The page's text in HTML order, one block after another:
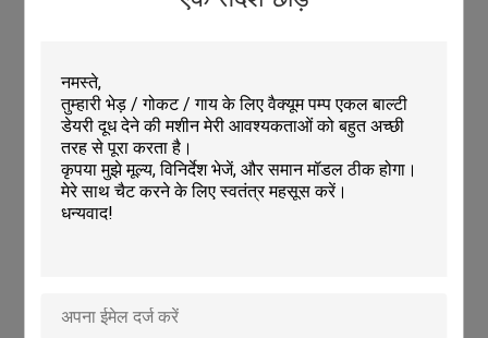
मशीन से बने और हाथ से बने होते हैं, उच्च गुणवत्ता और स्थायित्व सुनिश्चित करते
तकनीकी मापदंडः
प्रकार
सामान्य चिकित्सा आपूर्ति
आकार
40x50 सेमी
उत्पाद
स्लिप विरोधी
हाँ